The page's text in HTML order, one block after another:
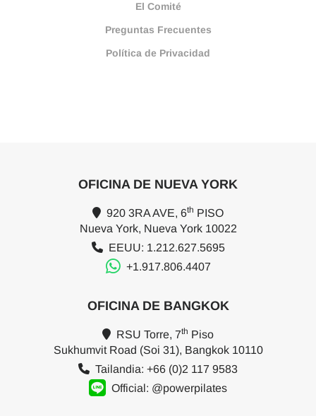
El Comité
Preguntas Frecuentes
Política de Privacidad
OFICINA DE NUEVA YORK
920 3RA AVE, 6th PISO
Nueva York, Nueva York 10022
EEUU: 1.212.627.5695
+1.917.806.4407
OFICINA DE BANGKOK
RSU Torre, 7th Piso
Sukhumvit Road (Soi 31), Bangkok 10110
Tailandia: +66 (0)2 117 9583
Official: @powerpilates